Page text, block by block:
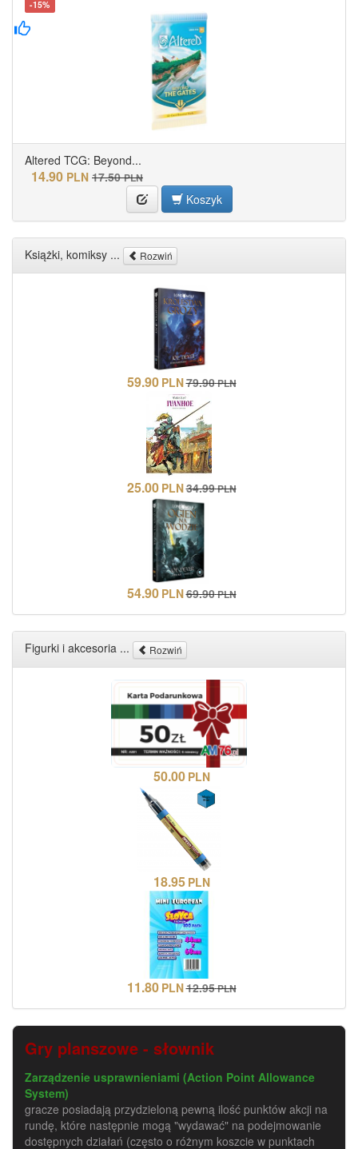
-15%
Altered TCG: Beyond...
14.90 PLN 17.50 PLN
Koszyk
Książki, komiksy ... Rozwiń
59.90 PLN79.90PLN
25.00 PLN34.99PLN
54.90 PLN69.90PLN
Figurki i akcesoria ... Rozwiń
50.00 PLN
18.95 PLN
11.80 PLN12.95PLN
Gry planszowe - słownik
Zarządzenie usprawnieniami (Action Point Allowance
System)
gracze posiadają przydzieloną pewną ilość punktów akcji na
rundę, które następnie mogą "wydawać" na podejmowanie
dostępnych działań (często o różnym koszcie w punktach